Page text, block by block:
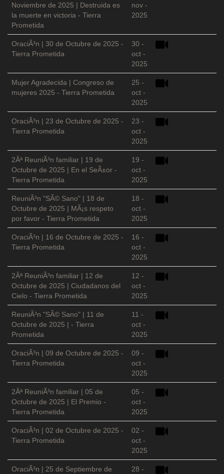
Noviembre de 2025 | Destruida es
la muerte en victoria - Tierra
Prometida
nov -
2025
OraciÃ³n | 30 de Octubre de 2025 -
Tierra Prometida
30 -
oct -
2025
Mujer Agradecida | Congreso de
mujeres 2025 - Tierra Prometida
25 -
oct -
2025
OraciÃ³n | 23 de Octubre de 2025 -
Tierra Prometida
23 -
oct -
2025
2Âª ReuniÃ³n familiar | 19 de
Octubre de 2025 | En el SeÃ±or -
Tierra Prometida
19 -
oct -
2025
ReuniÃ³n "SÃ© Sano" | 18 de
Octubre de 2025 | MÃ¡s respeto
por favor - Tierra Prometida
18 -
oct -
2025
OraciÃ³n | 16 de Octubre de 2025 -
Tierra Prometida
16 -
oct -
2025
2Âª ReuniÃ³n familiar | 12 de
Octubre de 2025 | Ciudadanos del
Cielo - Tierra Prometida
12 -
oct -
2025
ReuniÃ³n "SÃ© Sano" | 11 de
Octubre de 2025 | - Tierra
Prometida
11 -
oct -
2025
OraciÃ³n | 09 de Octubre de 2025 -
Tierra Prometida
09 -
oct -
2025
2Âª ReuniÃ³n familiar | 05 de
Octubre de 2025 | El Premio -
Tierra Prometida
05 -
oct -
2025
OraciÃ³n | 02 de Octubre de 2025 -
Tierra Prometida
02 -
oct -
2025
OraciÃ³n | 25 de Septiembre de
28 -